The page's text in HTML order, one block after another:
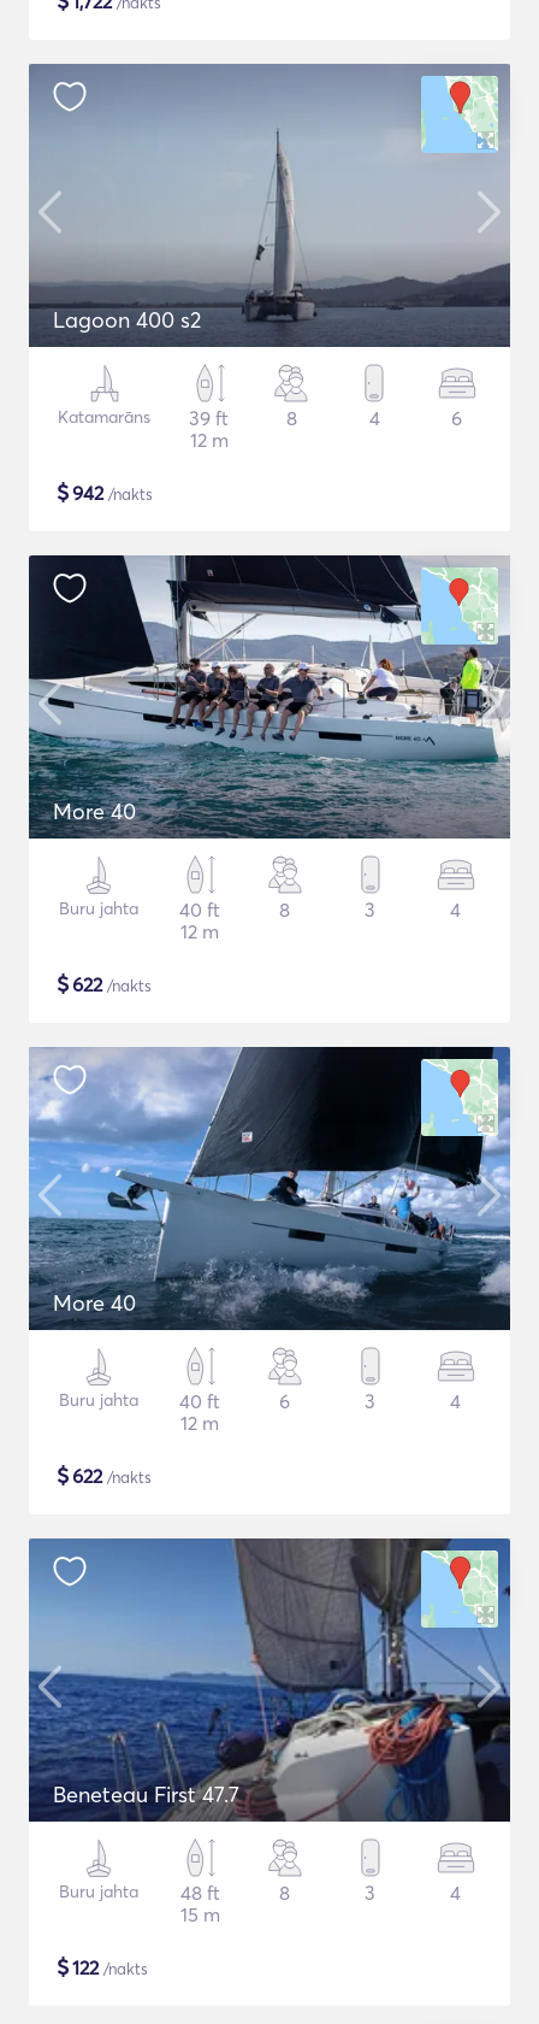
Lagoon 400 s2
Katamarāns
39 ft
12 m
8 4 6
$942/nakts
More 40
Buru jahta
40 ft
12 m
8 3 4
$622/nakts
More 40
Buru jahta
40 ft
12 m
6 3 4
$622/nakts
Beneteau First 47.7
Buru jahta
48 ft
15 m
8 3 4
$122/nakts